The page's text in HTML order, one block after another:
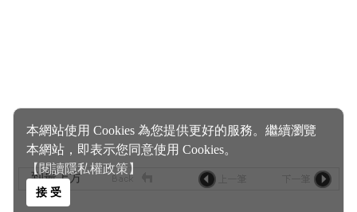
本網站使用 Cookies 為您提供更好的服務。繼續瀏覽
本網站，即表示您同意使用 Cookies。
【閱讀隱私權政策】
接 受
到最上方